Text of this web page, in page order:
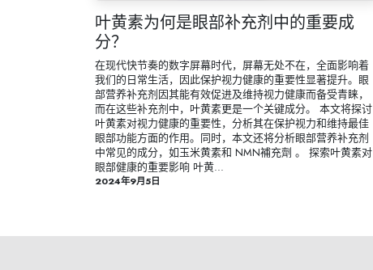
叶黄素为何是眼部补充剂中的重要成
分？
在现代快节奏的数字屏幕时代，屏幕无处不在，全面影响着
我们的日常生活，因此保护视力健康的重要性显著提升。眼
部营养补充剂因其能有效促进及维持视力健康而备受青睐，
而在这些补充剂中，叶黄素更是一个关键成分。​ 本文将探讨
叶黄素对视力健康的重要性，分析其在保护视力和维持最佳
眼部功能方面的作用。同时，本文还将分析眼部营养补充剂
中常见的成分，如玉米黄素和 NMN補充劑 。 探索叶黄素对
眼部健康的重要影响​ 叶黄...
2024年9月5日